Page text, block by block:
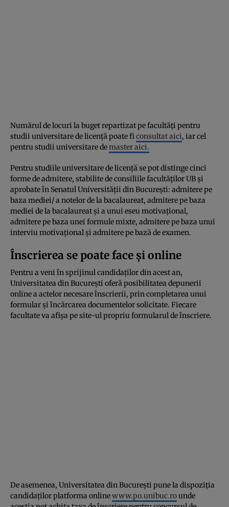
Numărul de locuri la buget repartizat pe facultăți pentru
studii universitare de licență poate ficonsultat aici, iar cel
pentru studii universitare demaster aici.
Pentru studiile universitare de licență se pot distinge cinci
forme de admitere, stabilite de consiliile facultăților UB și
aprobate în Senatul Universității din București: admitere pe
baza mediei/ a notelor de la bacalaureat, admitere pe baza
mediei de la bacalaureat și a unui eseu motivațional,
admitere pe baza unei formule mixte, admitere pe baza unui
interviu motivațional și admitere pe bază de examen.
Înscrierea se poate face și online
Pentru a veni în sprijinul candidaților din acest an,
Universitatea din București oferă posibilitatea depunerii
online a actelor necesare înscrierii, prin completarea unui
formular și încărcarea documentelor solicitate. Fiecare
facultate va afișa pe site-ul propriu formularul de înscriere.
De asemenea, Universitatea din București pune la dispoziția
candidaților platforma onlinewww.po.unibuc.rounde